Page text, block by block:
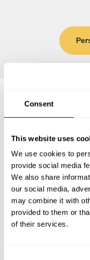
Consent
This website uses
We use cookies to
provide social media
We also share
our social media,
may combine it with
provided to them or
of their services.
Estas son las
¿Qué incluye un
Tlalmanalco?